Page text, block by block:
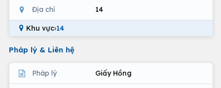
Địa chỉ 14
Khu vực›14
Pháp lý & Liên hệ
Pháp lý Giấy Hồng